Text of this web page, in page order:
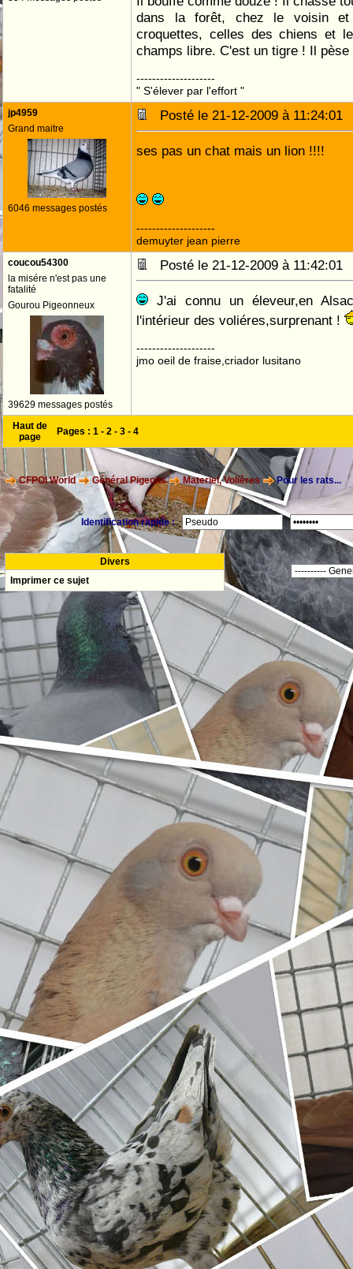
dans la forêt, chez le voisin
croquettes, celles des chiens et
champs libre. C'est un tigre ! Il pèse
--------------------
" S'élever par l'effort "
jp4959
Grand maitre
6046 messages postés
Posté le 21-12-2009 à
ses pas un chat mais un lion !!!!
--------------------
demuyter jean pierre
coucou54300
la misére n'est pas une
fatalité
Gourou Pigeonneux
39629 messages postés
Posté le 21-12-2009 à
J'ai connu un éleveur,en
l'intérieur des voliéres,surprenant !
--------------------
jmo oeil de fraise,criador lusitano
Haut de
page
Pages : 1 - 2 - 3 - 4
CFPOI World Général Pigeons Materiel, Volières Pour les rats...
Identification rapide :
Divers
Imprimer ce sujet